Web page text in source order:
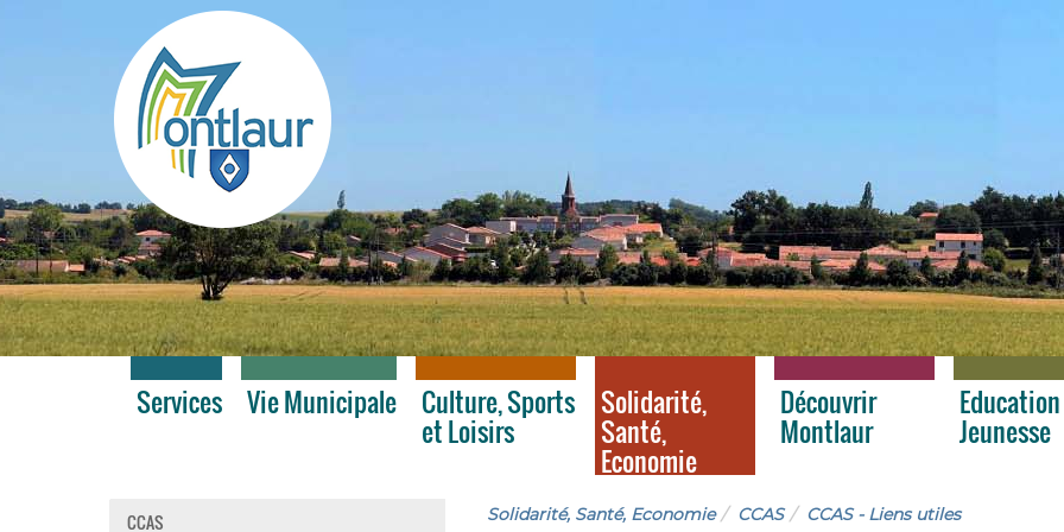
Services Vie Municipale Culture, Sports
et Loisirs
Solidarité,
Santé,
Economie
Découvrir
Montlaur Jeunesse
Solidarité, Santé, Economie CCAS CCAS - Liens utiles
CCAS